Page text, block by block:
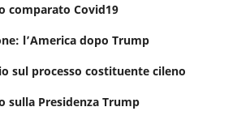
comparato Covid19
l’America dopo Trump
sul processo costituente cileno
sulla Presidenza Trump